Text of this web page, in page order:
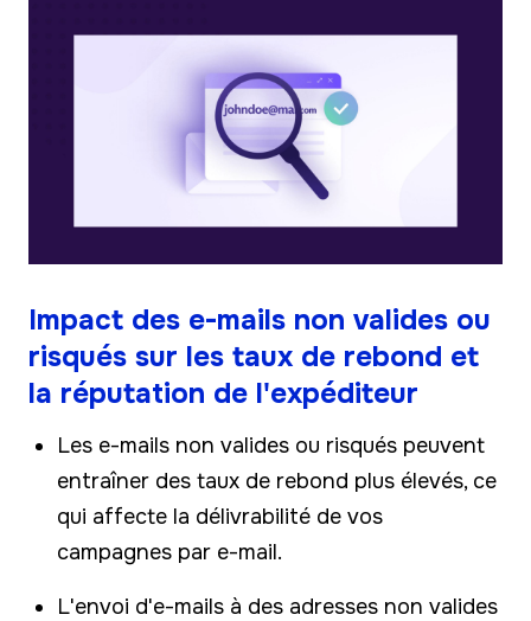
Impact des e-mails non valides ou
risqués sur les taux de rebond et
la réputation de l'expéditeur
Les e-mails non valides ou risqués peuvent
entraîner des taux de rebond plus élevés, ce
qui affecte la délivrabilité de vos
campagnes par e-mail.
L'envoi d'e-mails à des adresses non valides